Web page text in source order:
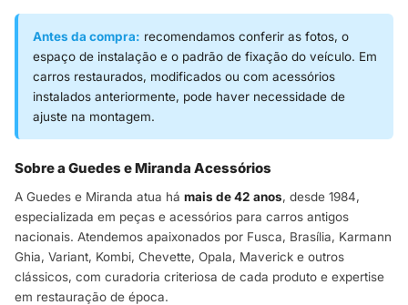
Antes da compra: recomendamos conferir as fotos, o
espaço de instalação e o padrão de fixação do veículo. Em
carros restaurados, modificados ou com acessórios
instalados anteriormente, pode haver necessidade de
ajuste na montagem.
Sobre a Guedes e Miranda Acessórios
A Guedes e Miranda atua há mais de 42 anos, desde 1984,
especializada em peças e acessórios para carros antigos
nacionais. Atendemos apaixonados por Fusca, Brasília, Karmann
Ghia, Variant, Kombi, Chevette, Opala, Maverick e outros
clássicos, com curadoria criteriosa de cada produto e expertise
em restauração de época.